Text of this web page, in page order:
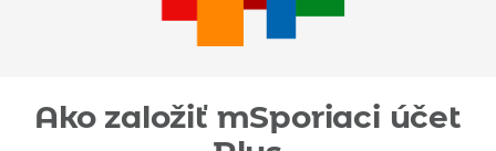
Ako založiť mSporiaci účet